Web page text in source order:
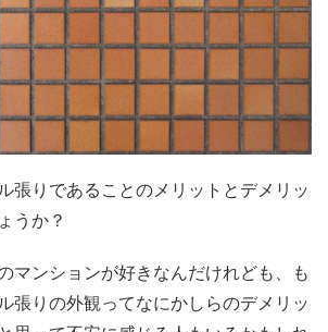
張りであることのメリットとデメリッ
うか？
マンションが好きなんだけれども、も
張りの外観ってなにかしらのデメリッ